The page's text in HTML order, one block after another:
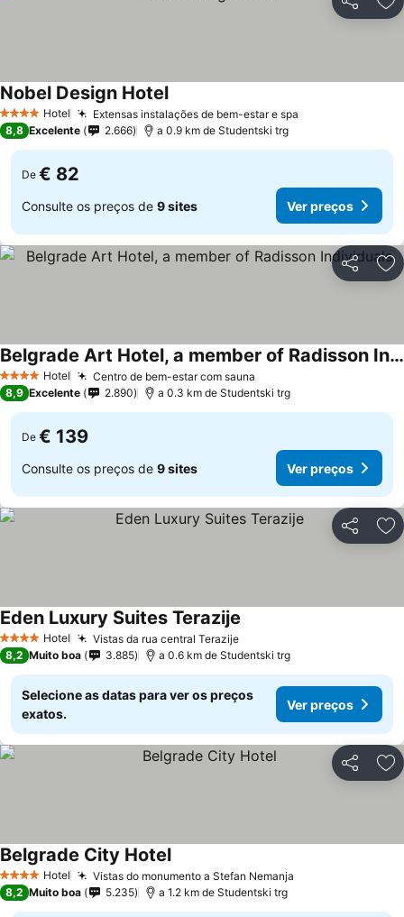
Partilhar
4 EstrelasHotel Extensas instalações de bem-estar e spa
Nobel Design HotelVer preços
8,8 Excelente 2.666 a 0.9 km de Studentski trg
De € 82
Consulte os preços de 9 sites Ver preços
Partilhar
4 EstrelasHotel Centro de bem-estar com sauna
Belgrade Art Hotel, a member of Radisson Individuals
Ver preços
8,9 Excelente 2.890 a 0.3 km de Studentski trg
De € 139
Consulte os preços de 9 sites Ver preços
Partilhar
4 EstrelasHotel Vistas da rua central TerazijeVer preços
Eden Luxury Suites Terazije
8,2 Muito boa 3.885 a 0.6 km de Studentski trg
Selecione as datas para ver os preços
exatos.
Ver preços
Partilhar
4 EstrelasHotel Vistas do monumento a Stefan Nemanja
Belgrade City HotelVer preços
8,2 Muito boa 5.235 a 1.2 km de Studentski trg